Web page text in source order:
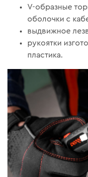
V-образные
оболочки с
выдвижное
рукоятки
пластика.